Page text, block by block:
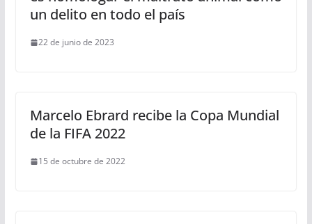
un delito en todo el país
22 de junio de 2023
Marcelo Ebrard recibe la Copa Mundial
de la FIFA 2022
15 de octubre de 2022